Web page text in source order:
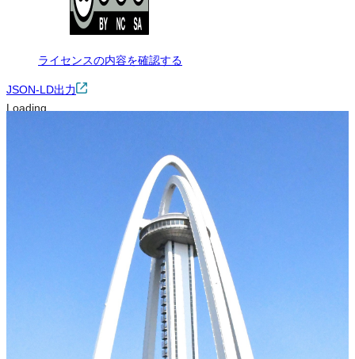
ライセンスの内容を確認する
JSON-LD出力
Loading...
この画像は、非営利の範囲でご利用いただけます。ただし、トリミ
ング・色変更などの改変をして配布・公開する場合は、同じライセ
ンス（CC BY-NC-SA）を適用してください。クレジット表記は必須
利用規約 も適用されます。